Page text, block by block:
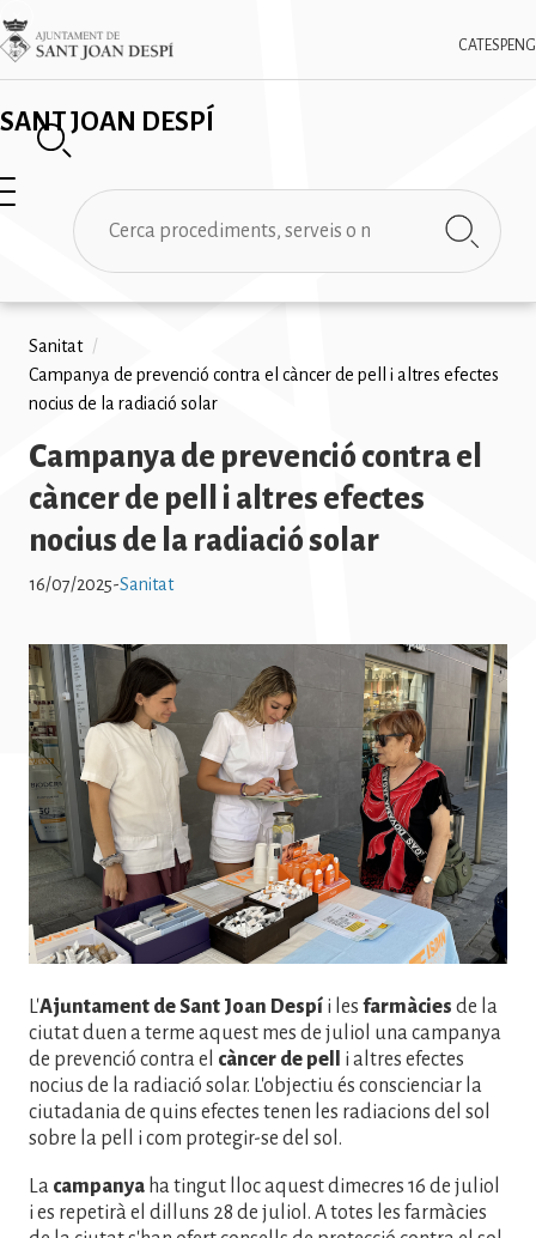
Vés
al
contingut
SANT JOAN DESPÍ
CAT ESPENG
Imatge
✕
Cerca
Fil
d'ariadna
Sanitat /
Campanya de prevenció contra el càncer de pell i altres efectes
nocius de la radiació solar
Campanya de prevenció contra el
càncer de pell i altres efectes
nocius de la radiació solar
16/07/2025-Sanitat
Imatge
L'Ajuntament de Sant Joan Despí i les farmàcies de la
ciutat duen a terme aquest mes de juliol una campanya
de prevenció contra el càncer de pell
i altres efectes
nocius de la radiació solar. L'objectiu és conscienciar la
ciutadania de quins efectes tenen les radiacions del sol
sobre la pell i com protegir-se del sol.
La campanya ha tingut lloc aquest dimecres 16 de juliol
i es repetirà el dilluns 28 de juliol. A totes les farmàcies